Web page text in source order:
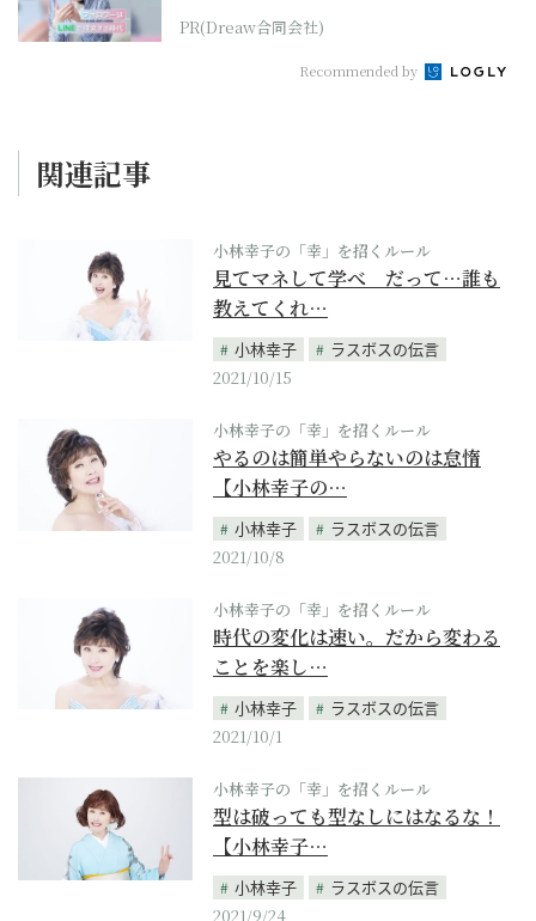
PR(Dreaw合同会社)
Recommended by
関連記事
小林幸子の「幸」を招くルール
見てマネして学べ だって…誰も
教えてくれ…
小林幸子
ラスボスの伝言
2021/10/15
小林幸子の「幸」を招くルール
やるのは簡単やらないのは怠惰
【小林幸子の…
小林幸子
ラスボスの伝言
2021/10/8
小林幸子の「幸」を招くルール
時代の変化は速い。だから変わる
ことを楽し…
小林幸子
ラスボスの伝言
2021/10/1
小林幸子の「幸」を招くルール
型は破っても型なしにはなるな！
【小林幸子…
小林幸子
ラスボスの伝言
2021/9/24